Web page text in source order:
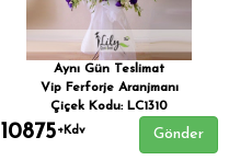
Aynı Gün Teslimat
Vip Ferforje Aranjmanı
Çiçek Kodu: LC1310
10875+Kdv Gönder